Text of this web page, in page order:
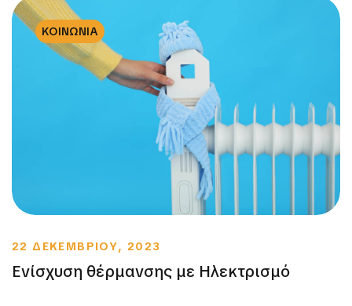
ΚΟΙΝΩΝΙΑ
22 ΔΕΚΕΜΒΡΙΟΥ, 2023
Ενίσχυση θέρμανσης με Ηλεκτρισμό